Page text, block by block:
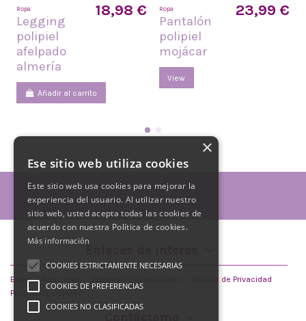
Ropa
Legging
polipiel
afelpado
almería
18,98 €
Añadir al carrito
Ropa
Pantalón
polipiel
mojácar
23,99 €
View
Envío
Política de Privacidad
Política de cookies
×
Ese sitio web utiliza cookies
Este sitio web usa cookies para mejorar la
experiencia del usuario. Al utilizar nuestro
sitio web, usted acepta todas las cookies de
acuerdo con nuestra Política de cookies.
Más información
COOKIES ESTRICTAMENTE NECESARIAS
COOKIES DE PREFERENCIAS
COOKIES NO CLASIFICADAS